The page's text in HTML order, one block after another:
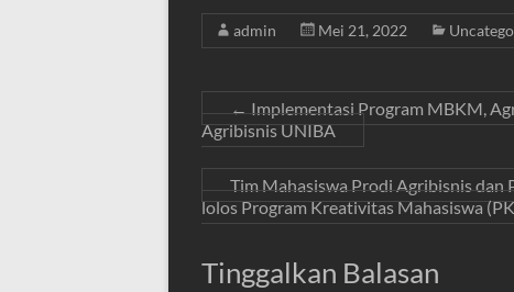
admin Mei 21, 2022
←Implementasi Program MBKM,
Agribisnis UNIBA
Tim Mahasiswa Prodi Agribisnis dan
lolos Program Kreativitas Mahasiswa
Tinggalkan Balasan